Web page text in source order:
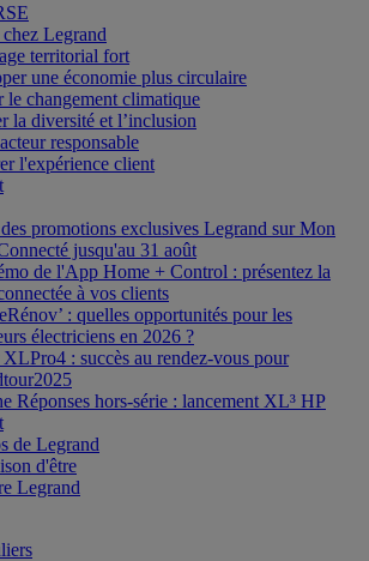
Legrand
territorial fort
une économie plus circulaire
le changement climatique
la diversité et l’inclusion
responsable
l'expérience client
promotions exclusives Legrand sur Mon
jusqu'au 31 août
de l'App Home + Control : présentez la
à vos clients
: quelles opportunités pour les
électriciens en 2026 ?
: succès au rendez-vous pour
Réponses hors-série : lancement XL³ HP
de Legrand
d'être
Legrand